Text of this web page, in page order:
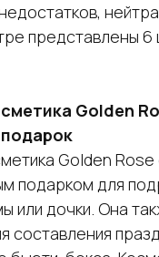
представлены 6
Golden
Golden Rose
подарком для
или дочки. Она
составления